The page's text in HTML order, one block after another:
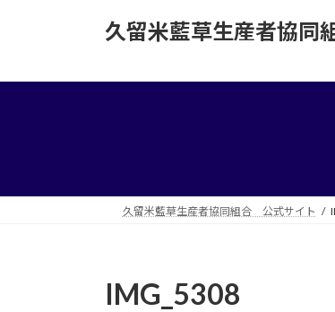
久留米藍草生産者協同
久留米藍草生産者協同組合 公式サイト
IMG_5308